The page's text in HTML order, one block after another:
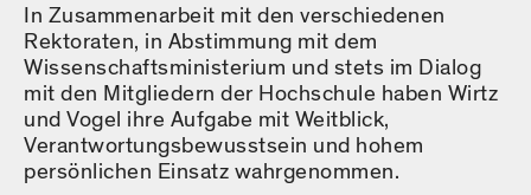
In Zusammenarbeit mit den verschiedenen
Rektoraten, in Abstimmung mit dem
Wissenschaftsministerium und stets im Dialog
mit den Mitgliedern der Hochschule haben Wirtz
und Vogel ihre Aufgabe mit Weitblick,
Verantwortungsbewusstsein und hohem
persönlichen Einsatz wahrgenommen.